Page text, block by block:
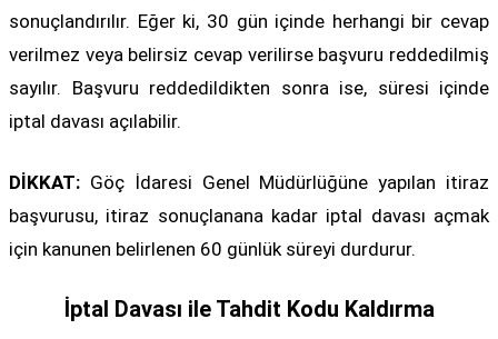
sonuçlandırılır. Eğer ki, 30 gün içinde herhangi bir cevap
verilmez veya belirsiz cevap verilirse başvuru reddedilmiş
sayılır. Başvuru reddedildikten sonra ise, süresi içinde
iptal davası açılabilir.
DİKKAT: Göç İdaresi Genel Müdürlüğüne yapılan itiraz
başvurusu, itiraz sonuçlanana kadar iptal davası açmak
için kanunen belirlenen 60 günlük süreyi durdurur.
İptal Davası ile Tahdit Kodu Kaldırma